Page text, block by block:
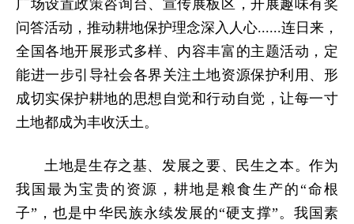
广场设置政策咨询台、宣传展板区，开展趣味有奖
问答活动，推动耕地保护理念深入人心......连日来，
全国各地开展形式多样、内容丰富的主题活动，定
能进一步引导社会各界关注土地资源保护利用、形
成切实保护耕地的思想自觉和行动自觉，让每一寸
土地都成为丰收沃土。
土地是生存之基、发展之要、民生之本。作为
我国最为宝贵的资源，耕地是粮食生产的“命根
子”，也是中华民族永续发展的“硬支撑”。我国素